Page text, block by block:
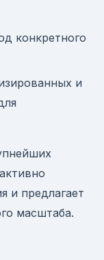
конкретного
и
и предлагает
масштаба.